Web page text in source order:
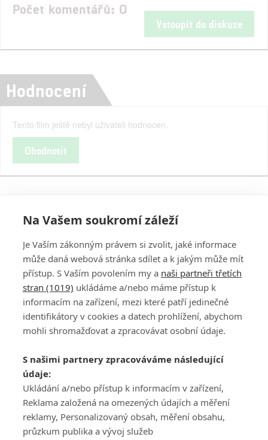
Počet komentářů: 0
Vstoupit do diskuze
Hodnocení
Tento film ještě nebyl uživateli hodnocen.
Ohodnotit
PŘIHLÁSIT
REGISTROVAT
DISKUZE
Šéfredaktorkou webu jePetr Slavík, e-mailserialy@fandimefilmu.cz
Máte-li zájem o inzerci na našem webu napište nám na e-mail
studio@koncal.com
Ochrana osobních údajů|Zásady používání cookies |Pravidla webu
Upravit nastavení soukromí
Na Vašem soukromí záleží
Je Vaším zákonným právem si zvolit, jaké informace
může daná webová stránka sdílet a k jakým může mít
přístup. S Vaším povolením my a naši partneři třetích
stran (1019) ukládáme a/nebo máme přístup k
informacím na zařízení, mezi které patří jedinečné
identifikátory v cookies a datech prohlížení, abychom
mohli shromažďovat a zpracovávat osobní údaje.
S našimi partnery zpracováváme následující
údaje:
Ukládání a/nebo přístup k informacím v zařízení,
Reklama založená na omezených údajích a měření
reklamy, Personalizovaný obsah, měření obsahu,
průzkum publika a vývoj služeb